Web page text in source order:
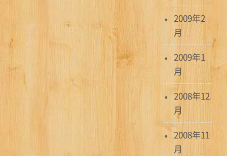
2009年2
月
2009年1
月
2008年12
月
2008年11
月